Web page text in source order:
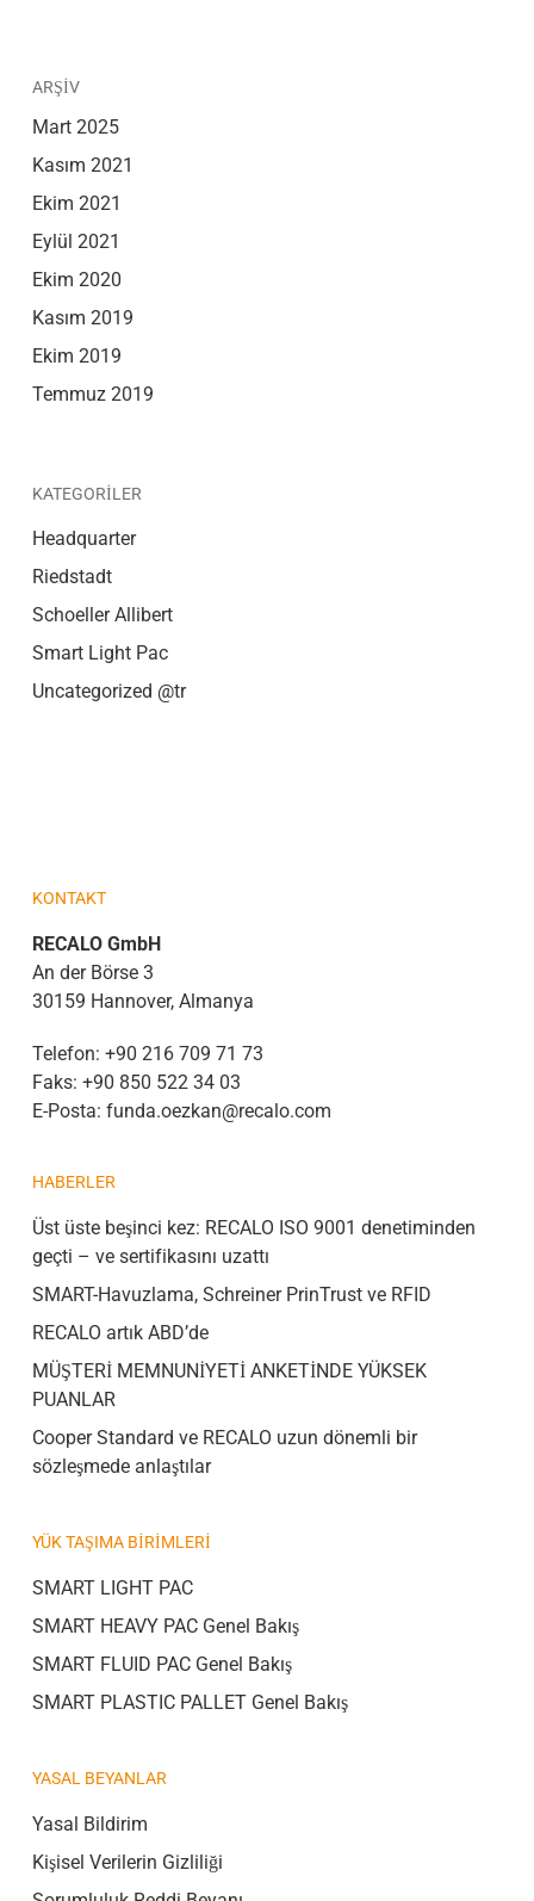
ARŞIV
Mart 2025
Kasım 2021
Ekim 2021
Eylül 2021
Ekim 2020
Kasım 2019
Ekim 2019
Temmuz 2019
KATEGORILER
Headquarter
Riedstadt
Schoeller Allibert
Smart Light Pac
Uncategorized @tr
KONTAKT
RECALO GmbH
An der Börse 3
30159 Hannover, Almanya
Telefon: +90 216 709 71 73
Faks: +90 850 522 34 03
E-Posta: funda.oezkan@recalo.com
HABERLER
Üst üste beşinci kez: RECALO ISO 9001 denetiminden
geçti – ve sertifikasını uzattı
SMART-Havuzlama, Schreiner PrinTrust ve RFID
RECALO artık ABD’de
MÜŞTERİ MEMNUNİYETİ ANKETİNDE YÜKSEK
PUANLAR
Cooper Standard ve RECALO uzun dönemli bir
sözleşmede anlaştılar
YÜK TAŞIMA BIRIMLERI
SMART LIGHT PAC
SMART HEAVY PAC Genel Bakış
SMART FLUID PAC Genel Bakış
SMART PLASTIC PALLET Genel Bakış
YASAL BEYANLAR
Yasal Bildirim
Kişisel Verilerin Gizliliği